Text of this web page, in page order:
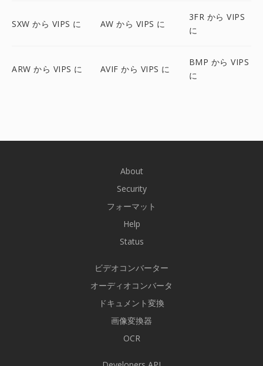
SXW から VIPS に AW から VIPS に
3FR から VIPS
に
ARW から VIPS に AVIF から VIPS に
BMP から VIPS
に
About
Security
フォーマット
Help
Status
ビデオコンバーター
オーディオコンバータ
ドキュメント変換
画像変換器
OCR